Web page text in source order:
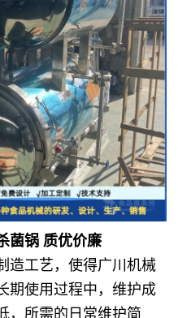
菌锅 质优价廉
造工艺，使得广川机械
期使用过程中，维护成
，所需的日常维护简